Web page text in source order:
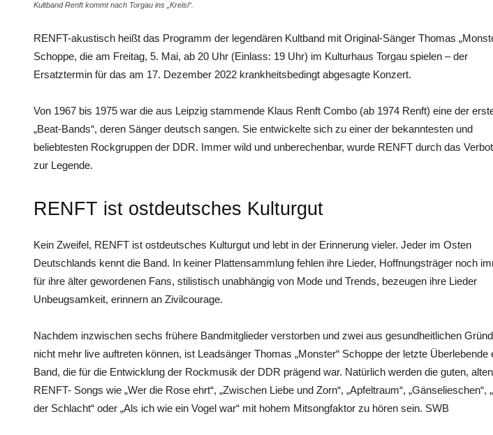
Kultband Renft kommt nach Torgau ins „Kreisi“.
RENFT-akustisch heißt das Programm der legendären Kultband mit Original-Sänger Thomas
Schoppe, die am Freitag, 5. Mai, ab 20 Uhr (Einlass: 19 Uhr) im Kulturhaus Torgau spielen – der
Ersatztermin für das am 17. Dezember 2022 krankheitsbedingt abgesagte Konzert.
Von 1967 bis 1975 war die aus Leipzig stammende Klaus Renft Combo (ab 1974 Renft) eine der
„Beat-Bands“, deren Sänger deutsch sangen. Sie entwickelte sich zu einer der bekanntesten und
beliebtesten Rockgruppen der DDR. Immer wild und unberechenbar, wurde RENFT durch das
zur Legende.
RENFT ist ostdeutsches Kulturgut
Kein Zweifel, RENFT ist ostdeutsches Kulturgut und lebt in der Erinnerung vieler. Jeder im Osten
Deutschlands kennt die Band. In keiner Plattensammlung fehlen ihre Lieder, Hoffnungsträger noch
für ihre älter gewordenen Fans, stilistisch unabhängig von Mode und Trends, bezeugen ihre Lieder
Unbeugsamkeit, erinnern an Zivilcourage.
Nachdem inzwischen sechs frühere Bandmitglieder verstorben und zwei aus gesundheitlichen
nicht mehr live auftreten können, ist Leadsänger Thomas „Monster“ Schoppe der letzte Überlebende
Band, die für die Entwicklung der Rockmusik der DDR prägend war. Natürlich werden die guten, alten
RENFT- Songs wie „Wer die Rose ehrt“, „Zwischen Liebe und Zorn“, „Apfeltraum“, „Gänselieschen“,
der Schlacht“ oder „Als ich wie ein Vogel war“ mit hohem Mitsongfaktor zu hören sein. SWB